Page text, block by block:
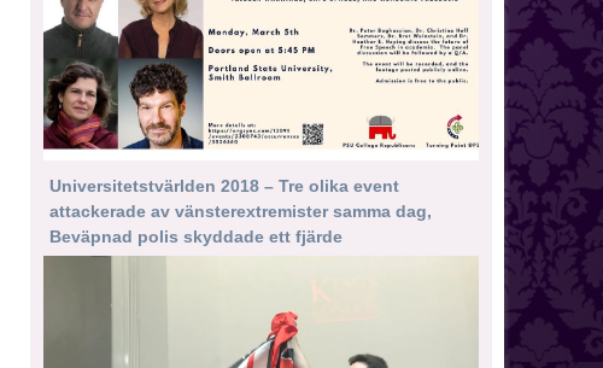
Universitetstvärlden 2018 – Tre olika event
attackerade av vänsterextremister samma dag,
Beväpnad polis skyddade ett fjärde